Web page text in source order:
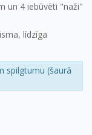
un 4 iebūvēti "naži"
līdzīga
spilgtumu (šaurā